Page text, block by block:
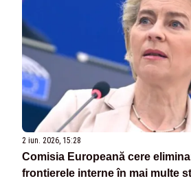
2 iun. 2026, 15:28
Comisia Europeană cere
frontierele interne în mai multe